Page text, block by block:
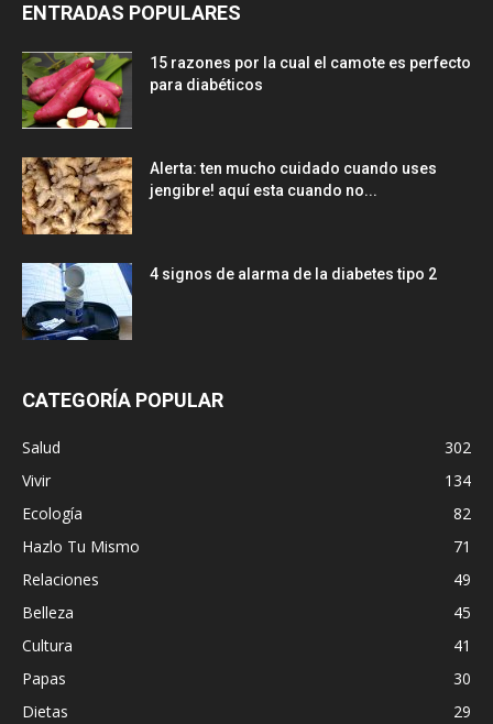
ENTRADAS POPULARES
15 razones por la cual el camote es perfecto
para diabéticos
Alerta: ten mucho cuidado cuando uses
jengibre! aquí esta cuando no...
4 signos de alarma de la diabetes tipo 2
CATEGORÍA POPULAR
Salud
302
Vivir
134
Ecología
82
Hazlo Tu Mismo
71
Relaciones
49
Belleza
45
Cultura
41
Papas
30
Dietas
29